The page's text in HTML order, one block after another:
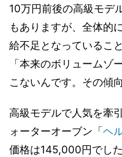
10万円前後の高級モデ
もありますが、全体的
給不足となっているこ
「本来のボリュームゾ
こないんです。その傾
高級モデルで人気を牽
ォーターオーブン「 ヘ
価格は145,000円でした